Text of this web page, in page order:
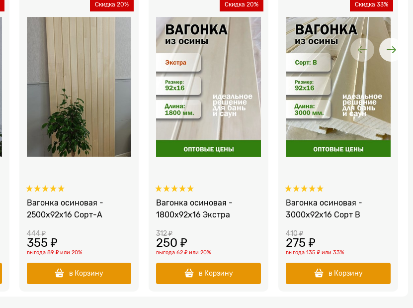
Вагонка осиновая -
2500x92x16 Сорт-А
Скидка 20%
444 ₽
355 ₽
выгода 89 ₽или 20%
в Корзину
Вагонка осиновая -
1800x92x16 Экстра
Скидка 20%
312 ₽
250 ₽
выгода62 ₽ или20%
в Корзину
Вагонка осиновая -
3000x92x16 Сорт В
Скидка 33%
410 ₽
275 ₽
выгода135 ₽ или33%
в Корзину